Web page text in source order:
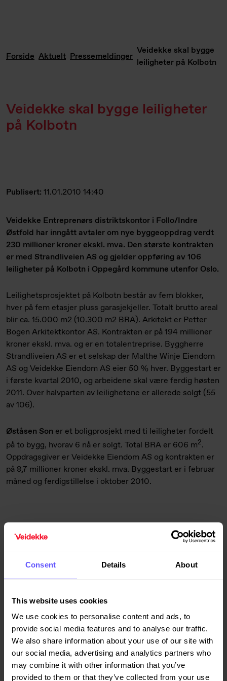
Consent Details About
This website uses cookies
We use cookies to personalise content and ads, to
provide social media features and to analyse our traffic.
We also share information about your use of our site with
our social media, advertising and analytics partners who
may combine it with other information that you’ve
provided to them or that they’ve collected from your use
Forside Aktuelt Pressemeldinger
Veidekke skal bygge
leiligheter på Kolbotn
Veidekke skal bygge leiligheter
på Kolbotn
Publisert: 11.01.2010 14:40
Veidekke Entreprenørs distriktskontor i Follo/Indre
Østfold har inngått avtaler om nye byggeoppdrag verdt
230 millioner kroner ekskl. mva. Den største kontrakten
er med Strandliveien AS og gjelder oppføring av 106
leiligheter på Kolbotn i Oppegård kommune utenfor Oslo.
Leilighetsprosjektet på Kolbotn består av fem blokker,
hver på fem etasjer pluss garasjekjeller. Totalt brutto areal
blir ca. 15.000 m2 (10.300 m2 BRA). Arkitekt er Petter
Bogen Arkitektkontor AS. Kontrakten er på 194 millioner
kroner ekskl. mva. og er en totalentreprise. Byggherre
Strandliveien AS er et selskap der Malthe Winje Eiendom
AS og Veidekke Eiendom AS eier 50 % hver. Byggestart er
i første kvartal 2010, og arbeidene skal være ferdig høsten
2011. Over halvparten av leilighetene er allerede solgt (55
av 106).
Øståsen Son er et boligprosjekt med ti leiligheter fordelt
på to bygg, hvorav 6 nå er solgt. Total BRA er 606 m2.
Oppdragsgiver er Veidekke Eiendom AS og kontrakten er
på 8,7 millioner kroner ekskl. mva. Byggestart er i februar
måned og ferdigstillelse i oktober 2010.
Norwegian Outlet
på Vestby har inngått avtale om et
skal inneholde tre forretninger på til
sammen 3.000 m
BRA. Oppdragsgiver er Big Box Vestby
Skogveien 22-28 på Åser to boligblokker med totalt 28
leiligheter som skal rehabiliteres. Oppdragsgiver er
Studentsamskipnaden på Ås (SiÅs) og kontrakten er på 9
millioner kroner ekskl. mva. Byggestart er januar måned og